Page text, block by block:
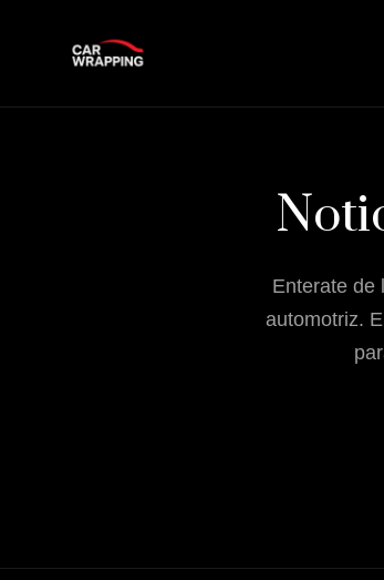
Enterate de
automotriz.